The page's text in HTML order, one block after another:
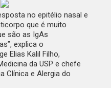
no epitélio nasal e
que é muito
são as IgAs
explica o
Elias Kalil Filho,
da USP e chefe
Clínica e Alergia do